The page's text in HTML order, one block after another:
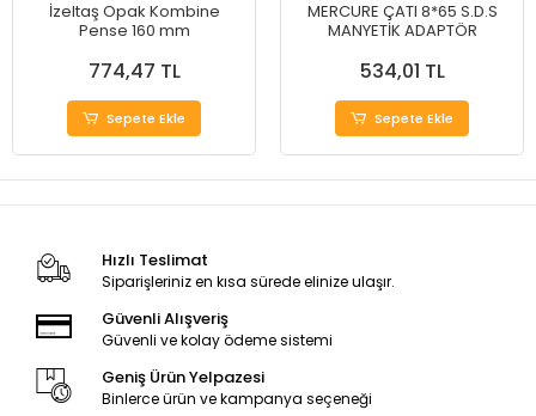
İzeltaş Opak Kombine
Pense 160 mm
774,47 TL
Sepete Ekle
MERCURE ÇATI 8*65 S.D.S
MANYETİK ADAPTÖR
534,01 TL
Sepete Ekle
Hızlı Teslimat
Siparişleriniz en kısa sürede elinize ulaşır.
Güvenli Alışveriş
Güvenli ve kolay ödeme sistemi
Geniş Ürün Yelpazesi
Binlerce ürün ve kampanya seçeneği